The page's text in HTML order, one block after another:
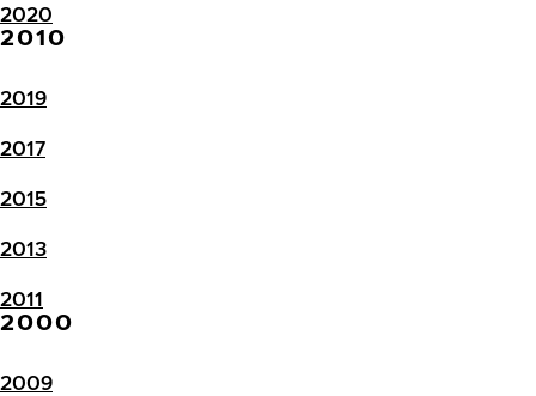
2020
2010
2019
2017
2015
2013
2011
2000
2009